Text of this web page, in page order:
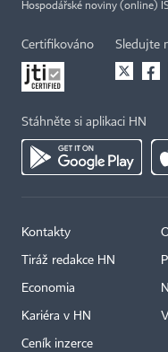
Hospodářské noviny (online)
Certifikováno Sledujte
Stáhněte si aplikaci HN
Kontakty
Tiráž redakce HN
Economia
Kariéra v HN
Ceník inzerce